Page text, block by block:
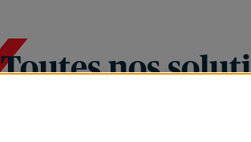
Toutes nos